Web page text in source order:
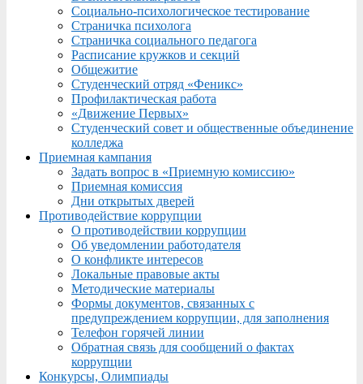
Социально-психологическое тестирование
Страничка психолога
Страничка социального педагога
Расписание кружков и секций
Общежитие
Студенческий отряд «Феникс»
Профилактическая работа
«Движение Первых»
Студенческий совет и общественные объединение
колледжа
Приемная кампания
Задать вопрос в «Приемную комиссию»
Приемная комиссия
Дни открытых дверей
Противодействие коррупции
О противодействии коррупции
Об уведомлении работодателя
О конфликте интересов
Локальные правовые акты
Методические материалы
Формы документов, связанных с
предупреждением коррупции, для заполнения
Телефон горячей линии
Обратная связь для сообщений о фактах
коррупции
Конкурсы, Олимпиады